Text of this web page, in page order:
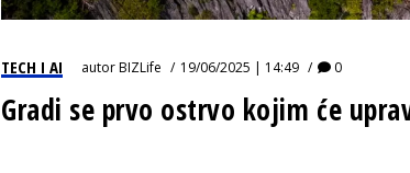
TECH I AI autorBIZLife 19/06/2025 | 14:49 0
Gradi se prvo ostrvo kojim će